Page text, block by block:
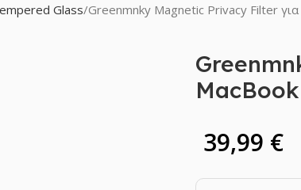
Glass Greenmnky Magnetic Privacy Filter
MacBook
39,99 €